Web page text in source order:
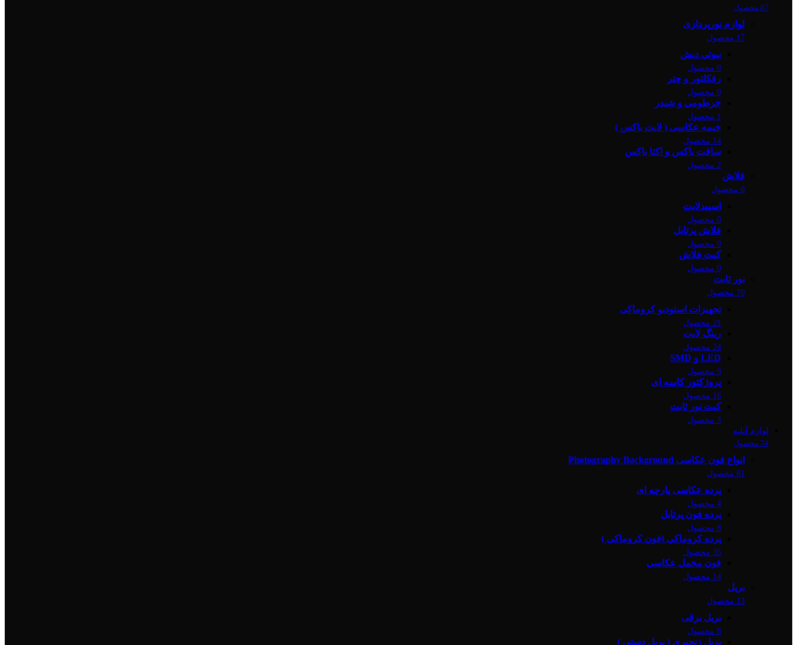
87 محصول
لوازم نورپردازی
17 محصول
بیوتی دیش
0 محصول
رفکلتور و چتر
0 محصول
خرطومی و شیدر
1 محصول
خیمه عکاسی ( لایت باکس )
14 محصول
سافت باکس و اکتا باکس
2 محصول
فلاش
0 محصول
اسپیدلایت
0 محصول
فلاش پرتابل
0 محصول
کیت فلاش
0 محصول
نور ثابت
70 محصول
تجهیزات استودیو کروماکی
21 محصول
رینگ لایت
24 محصول
LED و SMD
9 محصول
پروژکتور کاسه ای
16 محصول
کیت نور ثابت
3 محصول
لوازم آتلیه
74 محصول
انواع فون عکاسی Photography Background
61 محصول
پرده عکاسی پارچه ای
4 محصول
پرده فون پرتابل
8 محصول
پرده کروماکی (فون کروماکی )
35 محصول
فون مخمل عکاسی
14 محصول
بریل
13 محصول
بریل برقی
6 محصول
بریل زنجیری ( بریل دستی )